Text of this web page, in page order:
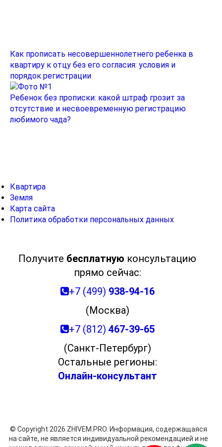
Как прописать несовершеннолетнего ребенка в
квартиру к отцу без его согласия: условия и
порядок регистрации
Ребенок без прописки: какой штраф грозит за
отсутствие и несвоевременную регистрацию
любимого чада?
Квартира
Земля
Карта сайта
Политика обработки персональных данных
Получите бесплатную консультацию
прямо сейчас:
+7 (499) 938-94-16
(Москва)
+7 (812) 467-39-65
(Санкт-Петербург)
Остальные регионы:
Онлайн-консультант
© Copyright 2026 ZHIVEM.PRO. Информация, содержащаяся
на сайте, не является индивидуальной рекомендацией и не